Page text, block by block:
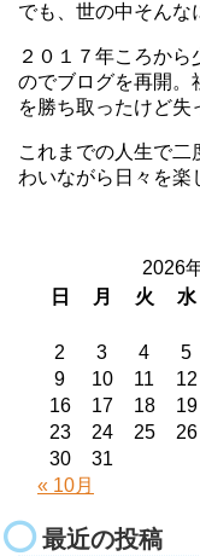
でも、世の中そんな
２０１７年ころから
のでブログを再開。
を勝ち取ったけど失
これまでの人生で二
わいながら日々を楽
2026
日
月 火 水
2
3 4 5
9
10 11 12
16
17 18 19
23
24 25 26
30
31
« 10月
最近の投稿